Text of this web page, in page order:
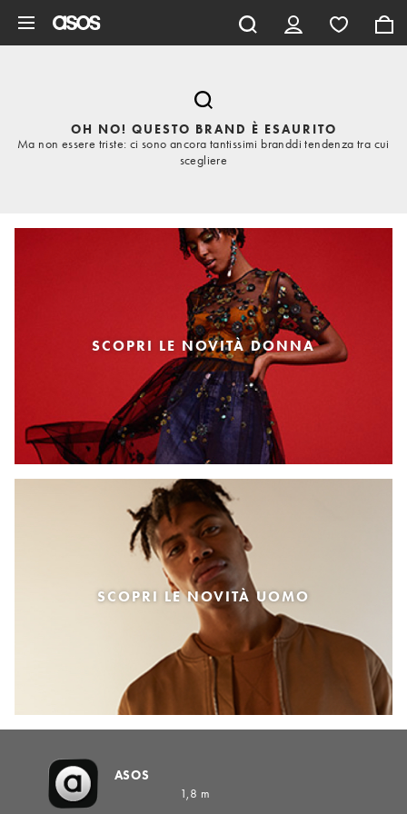
OH NO! QUESTO BRAND È ESAURITO
Ma non essere triste: ci sono ancora tantissimi branddi tendenza tra cui
scegliere
SCOPRI LE NOVITÀ DONNA
SCOPRI LE NOVITÀ UOMO
ASOS
1,8 m